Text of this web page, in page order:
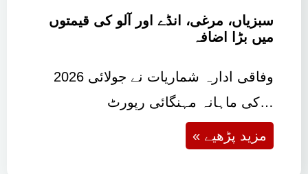
سبزیاں، مرغی، انڈے اور آلو کی قیمتوں
میں بڑا اضافہ
وفاقی ادارہ شماریات نے جولائی 2026
کی ماہانہ مہنگائی رپورٹ…
« مزید پڑھیے